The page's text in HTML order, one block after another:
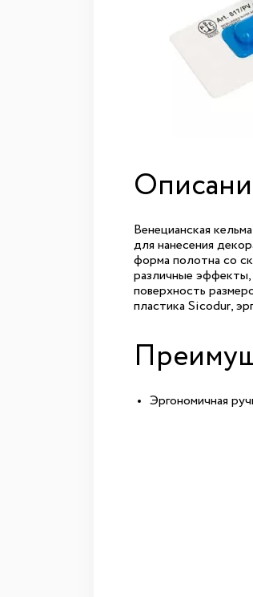
Венецианская
для нанесения
форма полотна со
различные эффекты,
поверхность
пластика Sicodur,
Эргономичная